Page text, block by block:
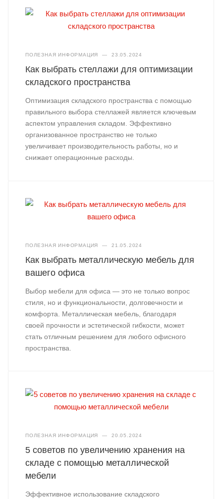
ПОЛЕЗНАЯ ИНФОРМАЦИЯ — 23.05.2024
Как выбрать стеллажи для оптимизации
складского пространства
Оптимизация складского пространства с помощью
правильного выбора стеллажей является ключевым
аспектом управления складом. Эффективно
организованное пространство не только
увеличивает производительность работы, но и
снижает операционные расходы.
ПОЛЕЗНАЯ ИНФОРМАЦИЯ — 21.05.2024
Как выбрать металлическую мебель для
вашего офиса
Выбор мебели для офиса — это не только вопрос
стиля, но и функциональности, долговечности и
комфорта. Металлическая мебель, благодаря
своей прочности и эстетической гибкости, может
стать отличным решением для любого офисного
пространства.
ПОЛЕЗНАЯ ИНФОРМАЦИЯ — 20.05.2024
5 советов по увеличению хранения на
складе с помощью металлической
мебели
Эффективное использование складского